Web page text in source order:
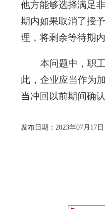
他方能够选择满足
期内如果取消了授
理，将剩余等待期
本问题中，职工
此，企业应当作为
当冲回以前期间确
发布日期：2023年07月17日